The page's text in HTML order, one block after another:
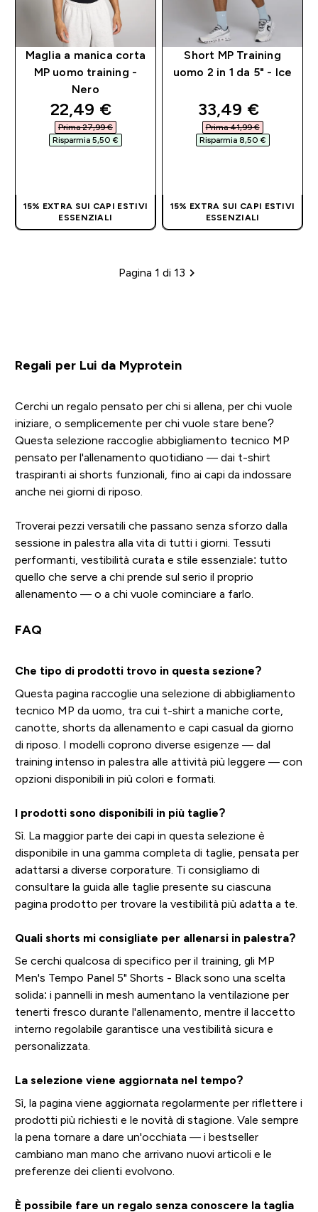
Maglia a manica corta
MP uomo training -
Nero
discounted price
22,49 €‎
Prima 27,99 €‎
Risparmia 5,50 €‎
15% EXTRA SUI CAPI ESTIVI
ESSENZIALI
Short MP Training
uomo 2 in 1 da 5" - Ice
discounted
33,49 €‎
Prima 41,99 €‎
Risparmia 8,50 €‎
15% EXTRA SUI CAPI ESTIVI
ESSENZIALI
Impaginazione
Pagina 1 di 13
Regali per Lui da Myprotein
Cerchi un regalo pensato per chi si allena, per chi vuole
iniziare, o semplicemente per chi vuole stare bene?
Questa selezione raccoglie abbigliamento tecnico MP
pensato per l'allenamento quotidiano — dai t-shirt
traspiranti ai shorts funzionali, fino ai capi da indossare
anche nei giorni di riposo.
Troverai pezzi versatili che passano senza sforzo dalla
sessione in palestra alla vita di tutti i giorni. Tessuti
performanti, vestibilità curata e stile essenziale: tutto
quello che serve a chi prende sul serio il proprio
allenamento — o a chi vuole cominciare a farlo.
FAQ
Che tipo di prodotti trovo in questa sezione?
Questa pagina raccoglie una selezione di abbigliamento
tecnico MP da uomo, tra cui t-shirt a maniche corte,
canotte, shorts da allenamento e capi casual da giorno
di riposo. I modelli coprono diverse esigenze — dal
training intenso in palestra alle attività più leggere — con
opzioni disponibili in più colori e formati.
I prodotti sono disponibili in più taglie?
Sì. La maggior parte dei capi in questa selezione è
disponibile in una gamma completa di taglie, pensata per
adattarsi a diverse corporature. Ti consigliamo di
consultare la guida alle taglie presente su ciascuna
pagina prodotto per trovare la vestibilità più adatta a te.
Quali shorts mi consigliate per allenarsi in palestra?
Se cerchi qualcosa di specifico per il training, gli MP
Men's Tempo Panel 5" Shorts - Black sono una scelta
solida: i pannelli in mesh aumentano la ventilazione per
tenerti fresco durante l'allenamento, mentre il laccetto
interno regolabile garantisce una vestibilità sicura e
personalizzata.
La selezione viene aggiornata nel tempo?
Sì, la pagina viene aggiornata regolarmente per riflettere i
prodotti più richiesti e le novità di stagione. Vale sempre
la pena tornare a dare un'occhiata — i bestseller
cambiano man mano che arrivano nuovi articoli e le
preferenze dei clienti evolvono.
È possibile fare un regalo senza conoscere la taglia